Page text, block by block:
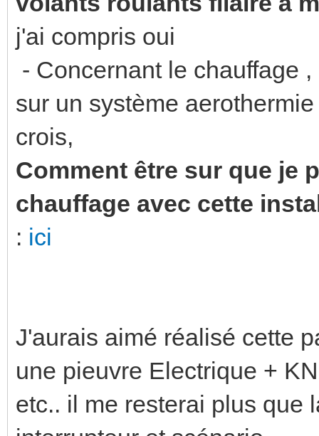
j'ai compris oui
- Concernant le chauffage
sur un système
crois,
Comment être sur que je
chauffage avec cette
: ici
J'aurais aimé réalisé cette
une pieuvre Electrique +
etc.. il me resterai plus que